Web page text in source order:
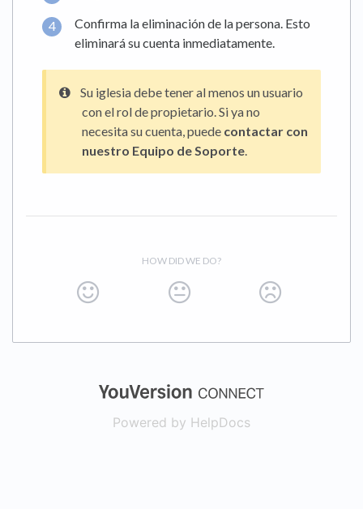
Confirma la eliminación de la persona. Esto
eliminará su cuenta inmediatamente.
Su iglesia debe tener al menos un usuario
con el rol de propietario. Si ya no
necesita su cuenta, puede contactar con
nuestro Equipo de Soporte.
HOW DID WE DO?
(opens in a
Powered by HelpDocs